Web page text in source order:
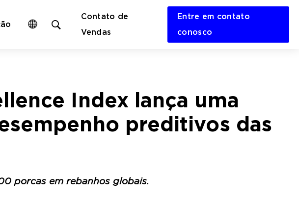
Contato de
Vendas
Entre em contato
conosco
Index lança uma
preditivos das
porcas em rebanhos globais.